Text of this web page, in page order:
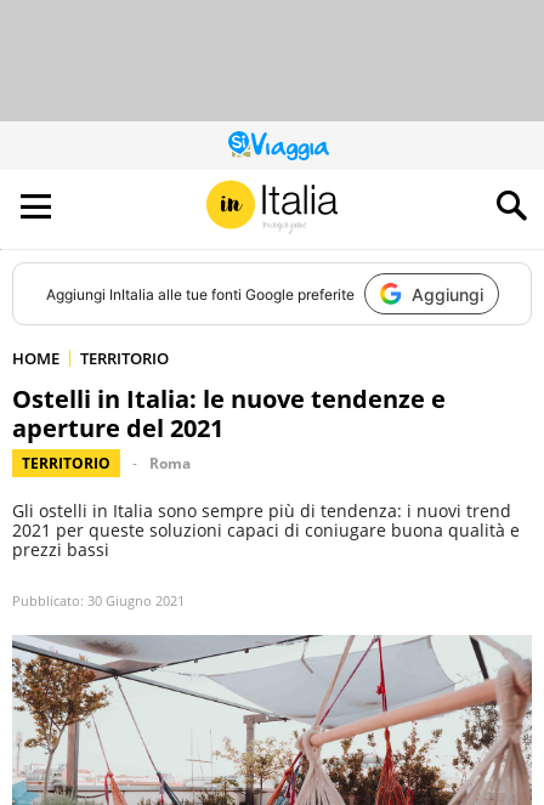
QUESTO
SITO
CONTRIBUISCE
ALL’AUDIENCE
DI
Aggiungi InItalia alle tue fonti Google preferite Aggiungi
HOME TERRITORIO
Ostelli in Italia: le nuove tendenze e
aperture del 2021
TERRITORIO Roma
Gli ostelli in Italia sono sempre più di tendenza: i nuovi trend
2021 per queste soluzioni capaci di coniugare buona qualità e
prezzi bassi
Pubblicato: 30 Giugno 2021